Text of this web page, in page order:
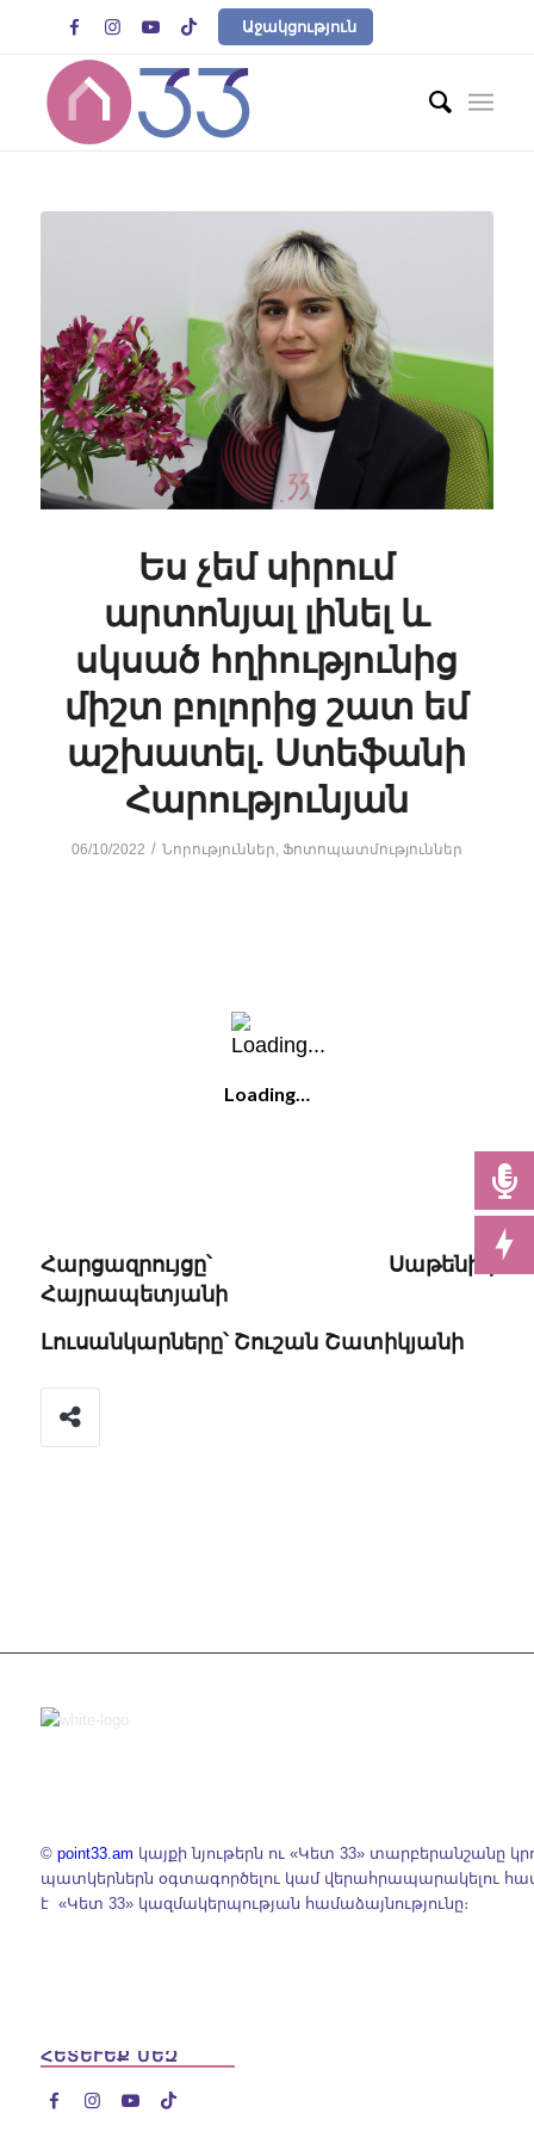
    Աջակցություն
Ես չեմ սիրում
արտոնյալ լինել և
սկսած հղիությունից
միշտ բոլորից շատ եմ
աշխատել. Ստեֆանի
Հարությունյան
06/10/2022 / Նորություններ, Ֆոտոպատմություններ
Loading…
Հարցազրույցը՝ Սաթենիկ
Հայրապետյանի
Լուսանկարները՝ Շուշան Շատիկյանի
© point33.am կայքի նյութերն ու «Կետ 33» տարբերանշանը
պատկերներն օգտագործելու կամ վերահրապարակելու
է «Կետ 33» կազմակերպության համաձայնությունը։
ՀԵՏԵՒԵՔ ՄԵԶ
   